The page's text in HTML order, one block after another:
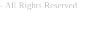
- All Rights Reserved